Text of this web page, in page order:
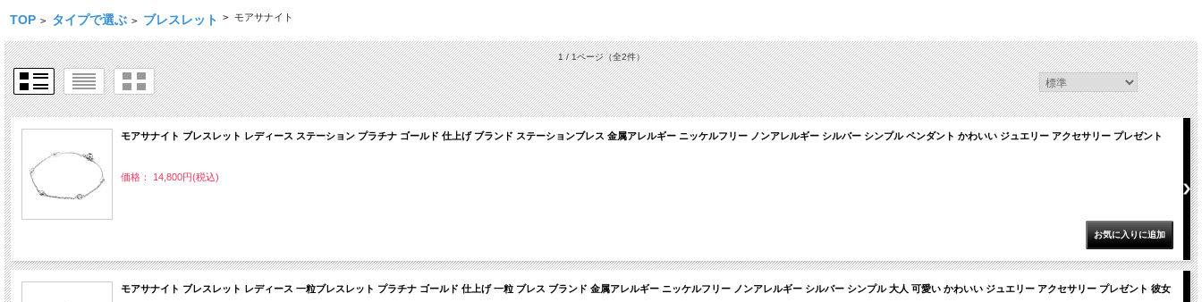
TOP > タイプで選ぶ > ブレスレット > モアサナイト
1 / 1ページ（全2件）
モアサナイト ブレスレット レディース ステーション プラチナ ゴールド 仕上げ ブランド ステーションブレス 金属アレルギー ニッケルフリー ノンアレルギー シルバー シンプル ペンダント かわいい ジュエリー アクセサリー プレゼント
価格： 14,800円(税込)
モアサナイト ブレスレット レディース 一粒ブレスレット プラチナ ゴールド 仕上げ 一粒 ブレス ブランド 金属アレルギー ニッケルフリー ノンアレルギー シルバー シンプル 大人 可愛い かわいい ジュエリー アクセサリー プレゼント 彼女